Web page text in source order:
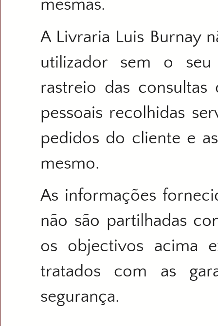
mesmas.
A Livraria Luis Burnay
utilizador sem o seu
rastreio das
pessoais recolhidas
pedidos do cliente e
mesmo.
As informações
não são partilhadas
os objectivos acima
tratados com as
segurança.